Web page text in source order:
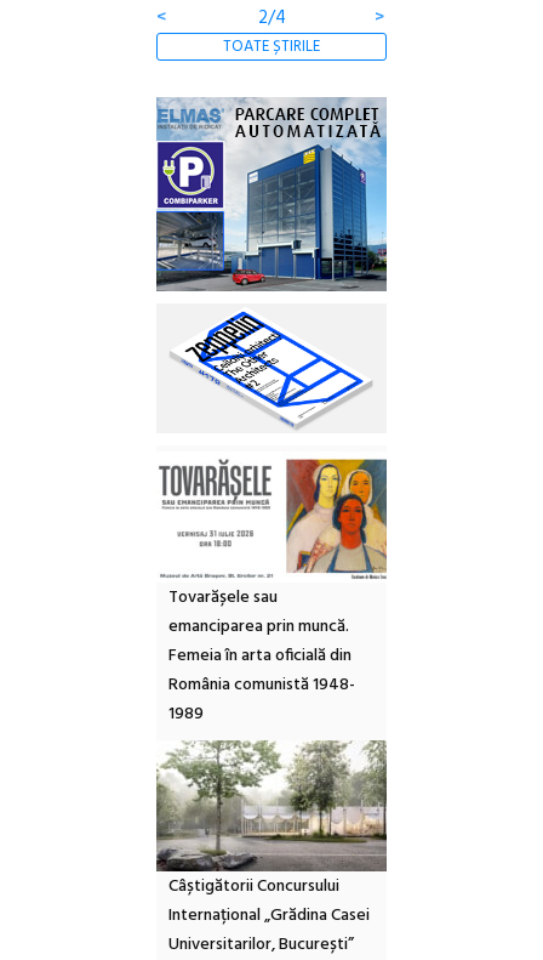
<
3/4 >
TOATE ȘTIRILE
Tovarășele sau
emanciparea prin muncă.
Femeia în arta oficială din
România comunistă 1948-
1989
Câștigătorii Concursului
Internațional „Grădina Casei
Universitarilor, București”